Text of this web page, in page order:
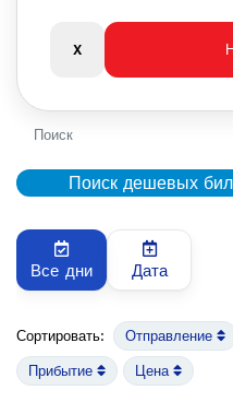
Поиск
Поиск дешевых
Все дни Дата
Сортировать: Отправление
Прибытие Цена